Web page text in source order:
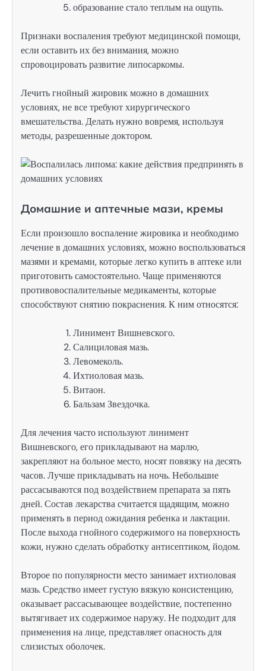
образование стало теплым на ощупь.
Признаки воспаления требуют медицинской помощи,
если оставить их без внимания, можно
спровоцировать развитие липосаркомы.
Лечить гнойный жировик можно в домашних
условиях, не все требуют хирургического
вмешательства. Делать нужно вовремя, используя
методы, разрешенные доктором.
Домашние и аптечные мази, кремы
Если произошло воспаление жировика и необходимо
лечение в домашних условиях, можно воспользоваться
мазями и кремами, которые легко купить в аптеке или
приготовить самостоятельно. Чаще применяются
противовоспалительные медикаменты, которые
способствуют снятию покраснения. К ним относятся:
Линимент Вишневского.
Салициловая мазь.
Левомеколь.
Ихтиоловая мазь.
Витаон.
Бальзам Звездочка.
Для лечения часто используют линимент
Вишневского, его прикладывают на марлю,
закрепляют на больное место, носят повязку на десять
часов. Лучше прикладывать на ночь. Небольшие
рассасываются под воздействием препарата за пять
дней. Состав лекарства считается щадящим, можно
применять в период ожидания ребенка и лактации.
После выхода гнойного содержимого на поверхность
кожи, нужно сделать обработку антисептиком, йодом.
Второе по популярности место занимает ихтиоловая
мазь. Средство имеет густую вязкую консистенцию,
оказывает рассасывающее воздействие, постепенно
вытягивает их содержимое наружу. Не подходит для
применения на лице, представляет опасность для
слизистых оболочек.